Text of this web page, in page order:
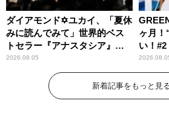
ダイアモンド✡ユカイ、「夏休
みに読んでみて」世界的ベス
トセラー『アナスタシア』を
紹介
2026.08.05
ヶ月！
い！#2
新着記事をもっと見